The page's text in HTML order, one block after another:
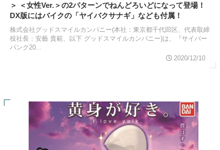
＞ ＜女性Ver.＞の2パターンでねんどろいどになって登場！
DX版にはバイクの「ヤイバクサナギ」なども付属！
株式会社グッドスマイルカンパニー(本社：東京都千代田区、代表取締
役社長：安藝 貴範、以下 グッドスマイルカンパニー)は、『サイバー
パンク20...
2020/12/10